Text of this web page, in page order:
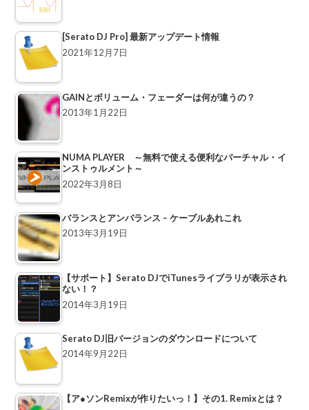
[Serato DJ Pro] 最新アップデート情報
2021年12月7日
GAINとボリューム・フェーダーは何が違うの？
2013年1月22日
NUMA PLAYER ～無料で使える便利なバーチャル・イ
ンストゥルメント～
2022年3月8日
バランスとアンバランス – ケーブルあれこれ
2013年3月19日
【サポート】Serato DJでiTunesライブラリが表示され
ない！？
2014年3月19日
Serato DJ旧バージョンのダウンロードについて
2014年9月22日
【ア●ソンRemixが作りたいっ！】その1. Remixとは？